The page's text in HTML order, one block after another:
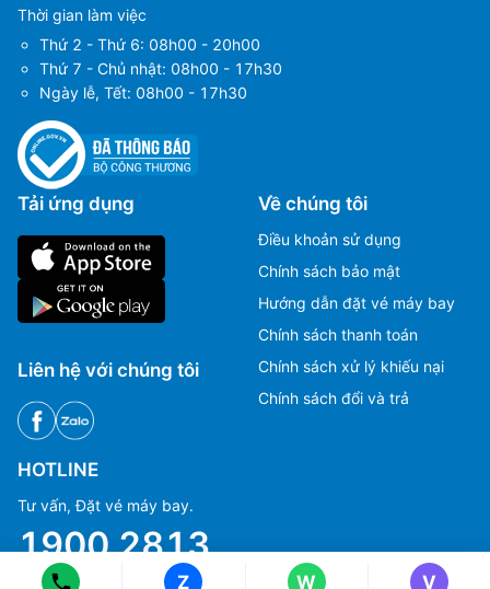
Thời gian làm việc
Thứ 2 - Thứ 6: 08h00 - 20h00
Thứ 7 - Chủ nhật: 08h00 - 17h30
Ngày lễ, Tết: 08h00 - 17h30
Tải ứng dụng
Liên hệ với chúng tôi
Về chúng tôi
Điều khoản sử dụng
Chính sách bảo mật
Hướng dẫn đặt vé máy bay
Chính sách thanh toán
Chính sách xử lý khiếu nại
Chính sách đổi và trả
HOTLINE
Tư vấn, Đặt vé máy bay.
1900 2813
CSKH, Giải đáp thắc mắc, Khiếu nại.
Z W
Ms Huỳnh
V